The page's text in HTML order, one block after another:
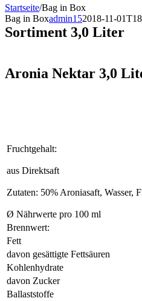
Startseite/Bag in Box
Bag in Boxadmin152018-11-
Sortiment 3,0 Liter
Aronia Nektar 3,0
Fruchtgehalt:
aus Direktsaft
Zutaten: 50% Aroniasaft, Wasser,
Ø Nährwerte pro 100 ml
Brennwert:
Fett
davon gesättigte Fettsäuren
Kohlenhydrate
davon Zucker
Ballaststoffe